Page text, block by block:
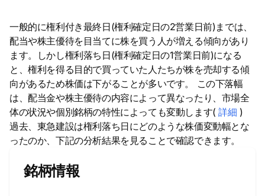
一般的に権利付き最終日(権利確定日の2営業日前)までは、
配当や株主優待を目当てに株を買う人が増える傾向があり
ます。しかし権利落ち日(権利確定日の1営業日前)になる
と、権利を得る目的で買っていた人たちが株を売却する傾
向があるため株価は下がることが多いです。 この下落幅
は、配当金や株主優待の内容によって異なったり、市場全
体の状況や個別銘柄の特性によっても変動します(詳細 )
過去、東急建設は権利落ち日にどのような株価変動幅とな
ったのか、下記の分析結果を見ることで確認できます。
銘柄情報